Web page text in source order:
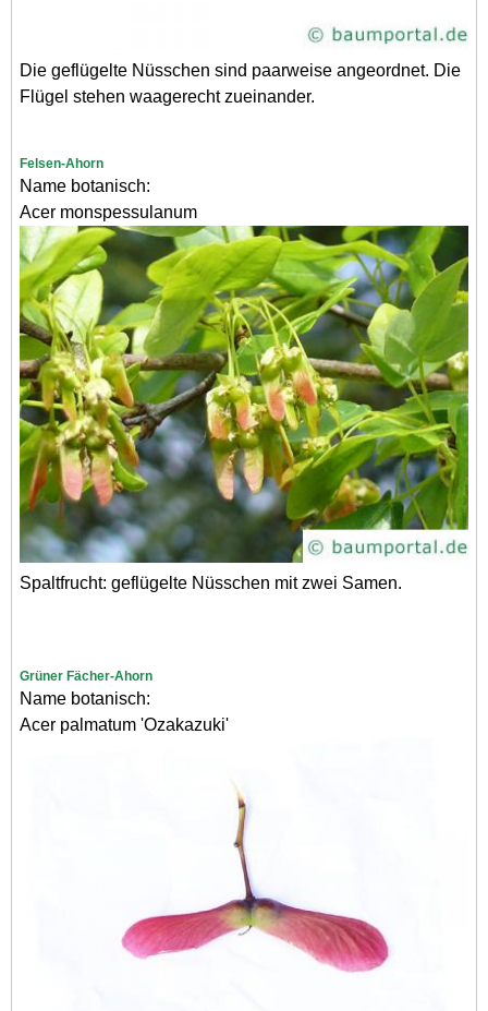
Die geflügelte Nüsschen sind paarweise angeordnet. Die
Flügel stehen waagerecht zueinander.
Felsen-Ahorn
Name botanisch:
Acer monspessulanum
Spaltfrucht: geflügelte Nüsschen mit zwei Samen.
Grüner Fächer-Ahorn
Name botanisch:
Acer palmatum 'Ozakazuki'